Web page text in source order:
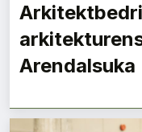
Arendalsuka